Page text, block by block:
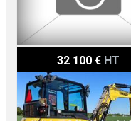
32 100 € HT
Yanmar SV60